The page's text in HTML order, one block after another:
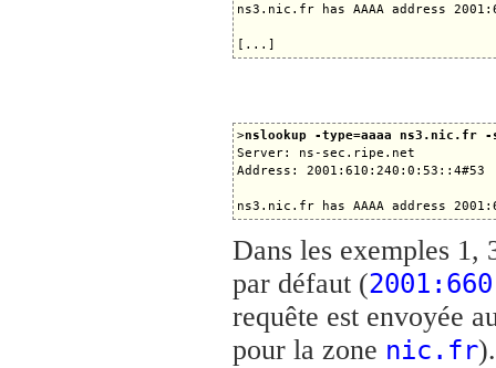
ns3.nic.fr has AAAA address
>nslookup -type=aaaa ns3.nic.fr
Server: ns-sec.ripe.net
Address: 2001:610:240:0:53::4#53
Dans les exemples 1,
par défaut (
requête est envoyée
pour la zone nic.fr).